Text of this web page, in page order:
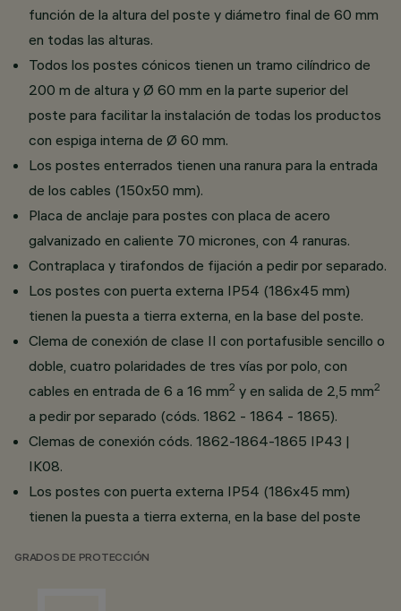
función de la altura del poste y diámetro final de 60 mm
en todas las alturas.
Todos los postes cónicos tienen un tramo cilíndrico de
200 m de altura y Ø 60 mm en la parte superior del
poste para facilitar la instalación de todas los productos
con espiga interna de Ø 60 mm.
Los postes enterrados tienen una ranura para la entrada
de los cables (150x50 mm).
Placa de anclaje para postes con placa de acero
galvanizado en caliente 70 micrones, con 4 ranuras.
Contraplaca y tirafondos de fijación a pedir por separado.
Los postes con puerta externa IP54 (186x45 mm)
tienen la puesta a tierra externa, en la base del poste.
Clema de conexión de clase II con portafusible sencillo o
doble, cuatro polaridades de tres vías por polo, con
cables en entrada de 6 a 16 mm2 y en salida de 2,5 mm2
a pedir por separado (códs. 1862 - 1864 - 1865).
Clemas de conexión códs. 1862-1864-1865 IP43 |
IK08.
Los postes con puerta externa IP54 (186x45 mm)
tienen la puesta a tierra externa, en la base del poste
GRADOS DE PROTECCIÓN